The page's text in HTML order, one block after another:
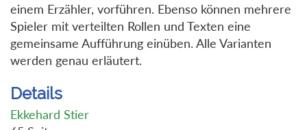
einem Erzähler, vorführen. Ebenso können mehrere
Spieler mit verteilten Rollen und Texten eine
gemeinsame Aufführung einüben. Alle Varianten
werden genau erläutert.
Details
Ekkehard Stier